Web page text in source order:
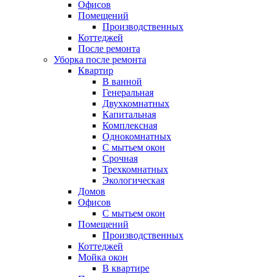
Офисов
Помещений
Производственных
Коттеджей
После ремонта
Уборка после ремонта
Квартир
В ванной
Генеральная
Двухкомнатных
Капитальная
Комплексная
Однокомнатных
С мытьем окон
Срочная
Трехкомнатных
Экологическая
Домов
Офисов
С мытьем окон
Помещений
Производственных
Коттеджей
Мойка окон
В квартире